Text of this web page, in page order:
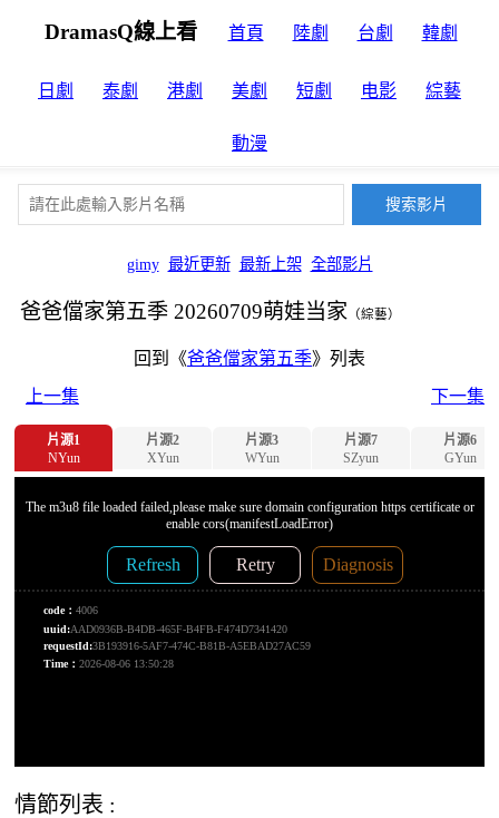
DramasQ線上看 首頁 陸劇 台劇 韓劇
日劇 泰劇 港劇 美劇 短劇 电影 綜藝
動漫
gimy 最近更新 最新上架 全部影片
爸爸儅家第五季 20260709萌娃当家 （綜藝）
回到《爸爸儅家第五季》列表
上一集
下一集
片源1
NYun
片源2
XYun
片源3
WYun
片源7
SZyun
片源6
GYun
情節列表 :